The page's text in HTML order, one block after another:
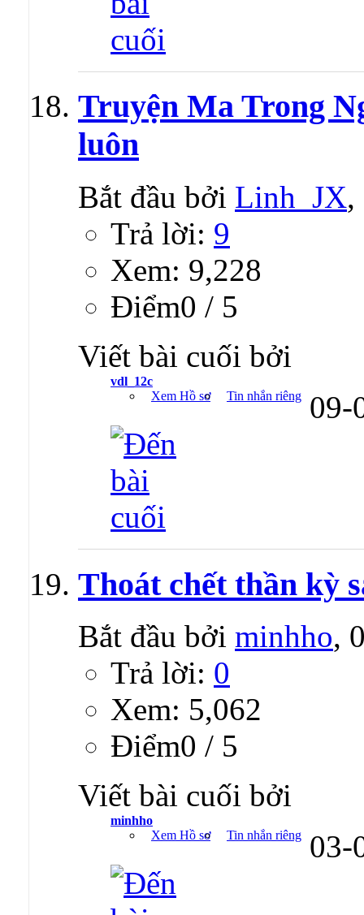
Truyện Ma Trong
luôn
Bắt đầu bởi Linh_JX,
Trả lời: 9
Xem: 9,228
Ðiểm0 / 5
Viết bài cuối bởi
vdl_12c
Xem Hồ sơ
Tin nhắn riêng 09-
Thoát chết thần kỳ
Bắt đầu bởi minhho,
Trả lời: 0
Xem: 5,062
Ðiểm0 / 5
Viết bài cuối bởi
minhho
Xem Hồ sơ
Tin nhắn riêng 03-